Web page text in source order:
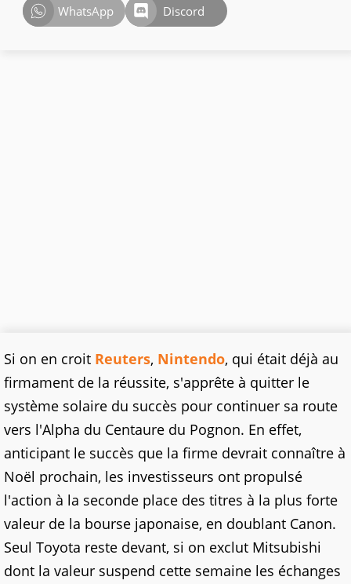
WhatsApp
Discord
Si on en croit Reuters, Nintendo, qui était déjà au
firmament de la réussite, s'apprête à quitter le
système solaire du succès pour continuer sa route
vers l'Alpha du Centaure du Pognon. En effet,
anticipant le succès que la firme devrait connaître à
Noël prochain, les investisseurs ont propulsé
l'action à la seconde place des titres à la plus forte
valeur de la bourse japonaise, en doublant Canon.
Seul Toyota reste devant, si on exclut Mitsubishi
dont la valeur suspend cette semaine les échanges